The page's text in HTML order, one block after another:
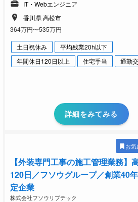
IT・Webエンジニア
香川県 高松市
364万円〜535万円
土日祝休み
平均残業20h以下
年間休日120日以上
住宅手当 通勤
詳細をみてみる
お
【外装専門工事の施工管理業務】
120日／フソウグループ／創業40
定企業
株式会社フソウリブテック